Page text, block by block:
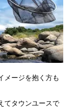
メージを抱く方も
てタウンユースで